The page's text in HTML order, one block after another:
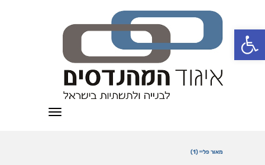
פתח סרגל נגישות
תפריט
מאור פליי (1)